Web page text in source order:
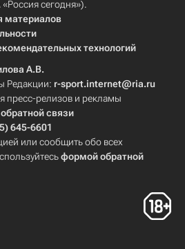
сегодня»).
материалов
технологий
А.В.
Редакции: r-sport.internet@ria.ru
пресс-релизов и рекламы
связи
645-6601
или сообщить обо всех
формой обратной